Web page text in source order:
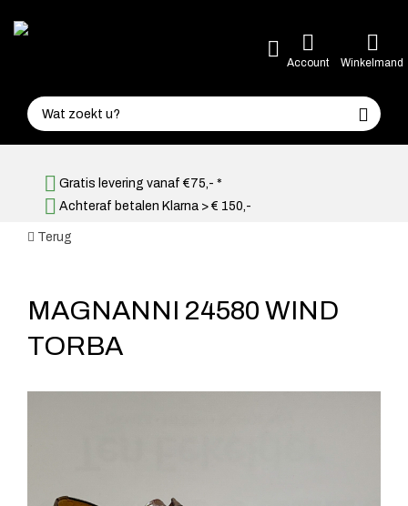
Account Winkelmand
Gratis levering vanaf €75,- *
Achteraf betalen Klarna > € 150,-
Terug
MAGNANNI 24580 WIND
TORBA